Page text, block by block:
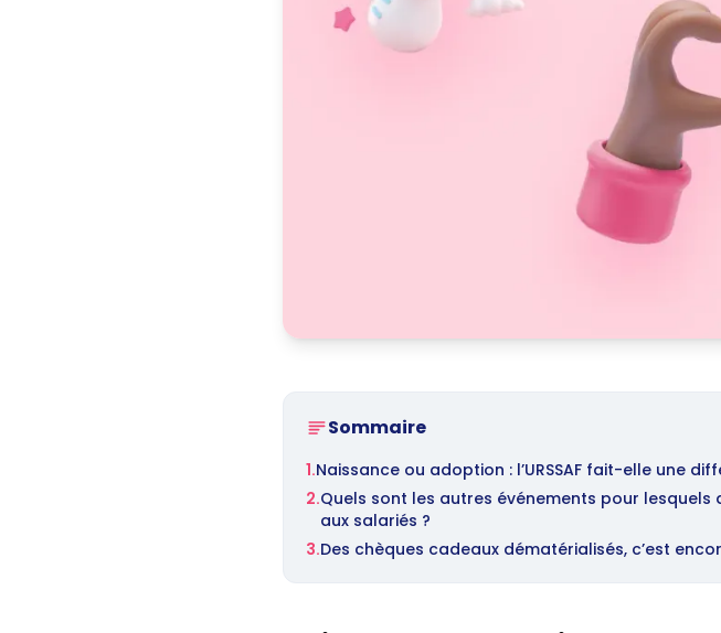
Sommaire
1.Naissance ou adoption : l’URSSAF fait-elle une
2.Quels sont les autres événements pour
aux salariés ?
3.Des chèques cadeaux dématérialisés, c’est